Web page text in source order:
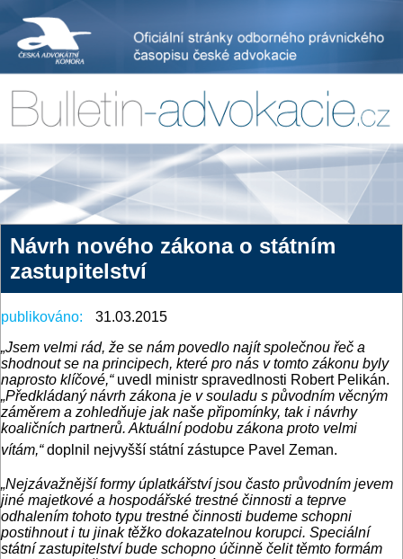
Návrh nového zákona o státním
zastupitelství
publikováno:
31.03.2015
„Jsem velmi rád, že se nám povedlo najít společnou řeč a
shodnout se na principech, které pro nás v tomto zákonu byly
naprosto klíčové,“uvedl ministr spravedlnosti Robert Pelikán.
„Předkládaný návrh zákona je v souladu s původním věcným
záměrem a zohledňuje jak naše připomínky, tak i návrhy
koaličních partnerů. Aktuální podobu zákona proto velmi
vítám,“doplnil nejvyšší státní zástupce Pavel Zeman.
„Nejzávažnější formy úplatkářství jsou často průvodním jevem
jiné majetkové a hospodářské trestné činnosti a teprve
odhalením tohoto typu trestné činnosti budeme schopni
postihnout i tu jinak těžko dokazatelnou korupci. Speciální
státní zastupitelství bude schopno účinně čelit těmto formám